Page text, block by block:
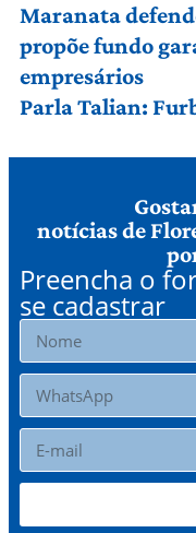
Maranata
propõe fundo
empresários
Parla Talian:
notícias de
Preencha o
se cadastrar